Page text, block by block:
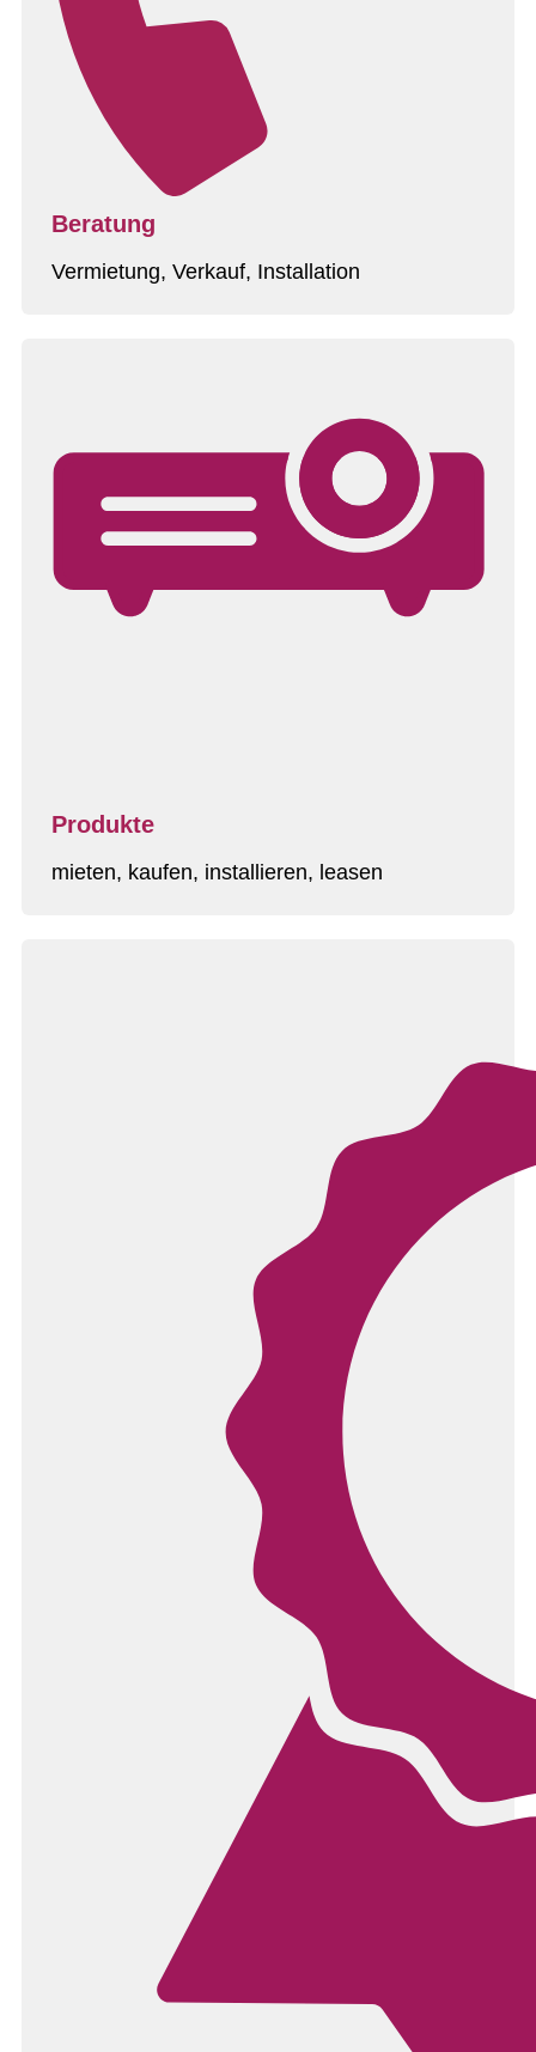
Beratung
Vermietung, Verkauf, Installation
Produkte
mieten, kaufen, installieren, leasen